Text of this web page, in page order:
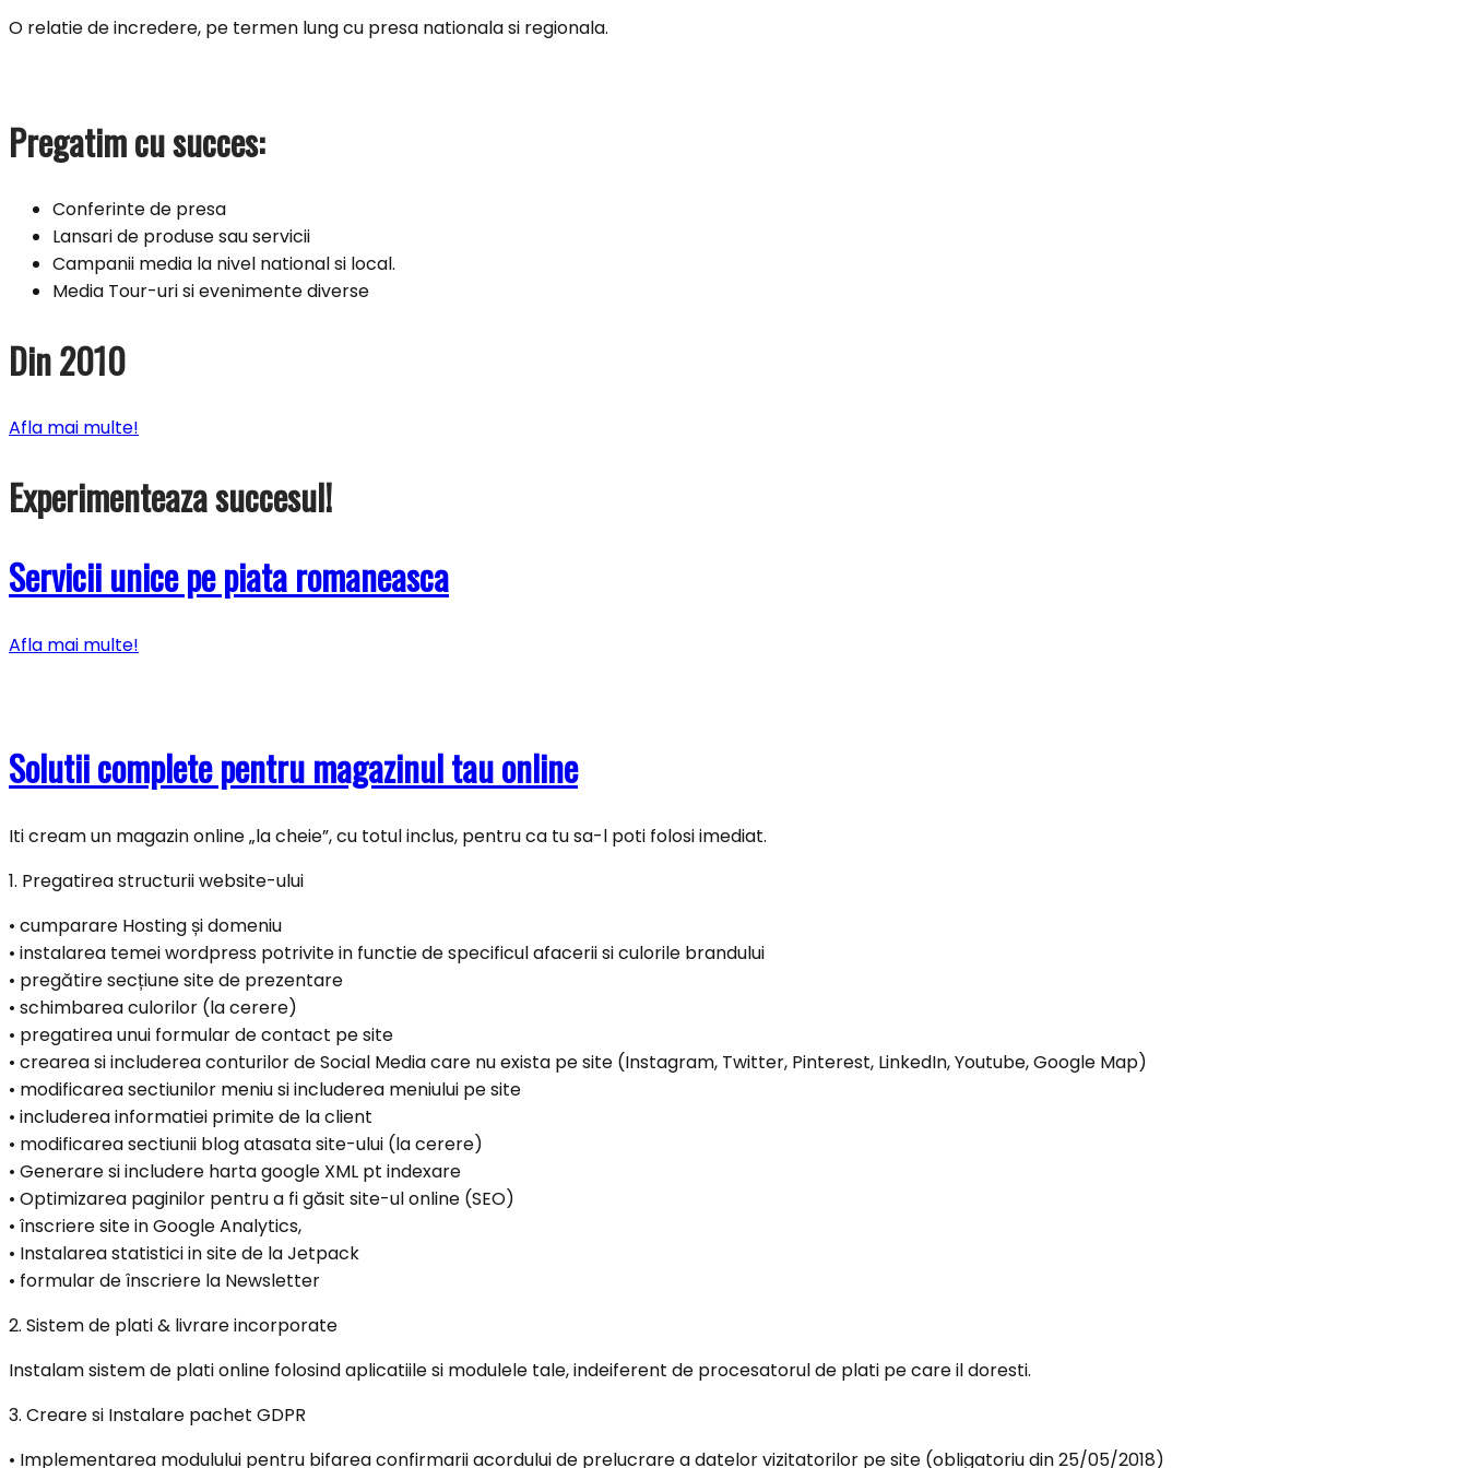
O relatie de incredere, pe termen lung cu presa nationala si regionala.
Pregatim cu succes:
Conferinte de presa
Lansari de produse sau servicii
Campanii media la nivel national si local.
Media Tour-uri si evenimente diverse
Din 2010
Afla mai multe!
Experimenteaza succesul!
Servicii unice pe piata romaneasca
Afla mai multe!
Solutii complete pentru magazinul tau online
Iti cream un magazin online „la cheie”, cu totul inclus, pentru ca tu sa-l poti folosi imediat.
1. Pregatirea structurii website-ului
•⁠ ⁠cumparare Hosting și domeniu
•⁠ ⁠⁠instalarea temei wordpress potrivite in functie de specificul afacerii si culorile brandului
•⁠ ⁠pregătire secțiune site de prezentare
•⁠ ⁠schimbarea culorilor (la cerere)
•⁠ ⁠pregatirea unui formular de contact pe site
•⁠ ⁠crearea si includerea conturilor de Social Media care nu exista pe site (Instagram, Twitter, Pinterest, LinkedIn, Youtube, Google Map)
•⁠ ⁠modificarea sectiunilor meniu si includerea meniului pe site
•⁠ ⁠includerea informatiei primite de la client
•⁠ ⁠modificarea sectiunii blog atasata site-ului (la cerere)
•⁠ ⁠Generare si includere harta google XML pt indexare
•⁠ ⁠Optimizarea paginilor pentru a fi găsit site-ul online (SEO)
•⁠ ⁠înscriere site in Google Analytics,
•⁠ ⁠Instalarea statistici in site de la Jetpack
•⁠ ⁠formular de înscriere la Newsletter
2. Sistem de plati & livrare incorporate
Instalam sistem de plati online folosind aplicatiile si modulele tale, indeiferent de procesatorul de plati pe care il doresti.
3. Creare si Instalare pachet GDPR
•⁠ ⁠Implementarea modulului pentru bifarea confirmarii acordului de prelucrare a datelor vizitatorilor pe site (obligatoriu din 25/05/2018)